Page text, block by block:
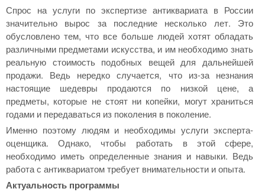
Спрос на услуги по экспертизе антиквариата в России
значительно вырос за последние несколько лет. Это
обусловлено тем, что все больше людей хотят обладать
различными предметами искусства, и им необходимо знать
реальную стоимость подобных вещей для дальнейшей
продажи. Ведь нередко случается, что из-за незнания
настоящие шедевры продаются по низкой цене, а
предметы, которые не стоят ни копейки, могут храниться
годами и передаваться из поколения в поколение.
Именно поэтому людям и необходимы услуги эксперта-
оценщика. Однако, чтобы работать в этой сфере,
необходимо иметь определенные знания и навыки. Ведь
работа с антиквариатом требует внимательности и опыта.
Актуальность программы